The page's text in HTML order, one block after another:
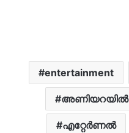
entertainment
അണിയറയിൽ
എറ്റേർണൽ